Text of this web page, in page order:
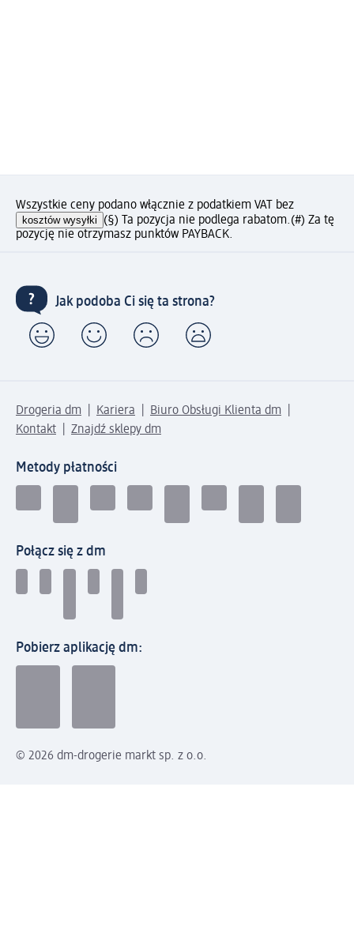
Wszystkie ceny podano włącznie z podatkiem VAT bez
kosztów wysyłki (§) Ta pozycja nie podlega rabatom.(#) Za tę
pozycję nie otrzymasz punktów PAYBACK.
Jak podoba Ci się ta strona?
Drogeria dm Kariera
Biuro Obsługi Klienta dm
Kontakt
Znajdź sklepy dm
Metody płatności
Połącz się z dm
Pobierz aplikację dm:
© 2026 dm-drogerie markt sp. z o.o.